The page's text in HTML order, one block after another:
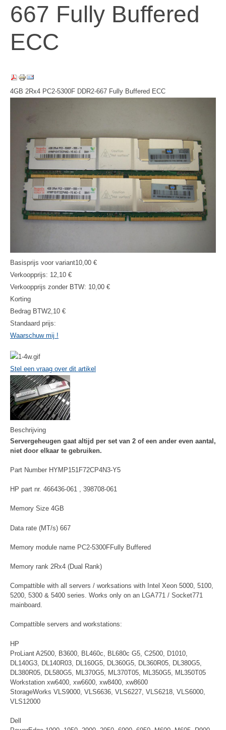
667 Fully Buffered
ECC
4GB 2Rx4 PC2-5300F DDR2-667 Fully Buffered ECC
Basisprijs voor variant10,00 €
Verkoopprijs: 12,10 €
Verkoopprijs zonder BTW: 10,00 €
Korting
Bedrag BTW2,10 €
Standaard prijs:
Waarschuw mij !
Stel een vraag over dit artikel
Beschrijving
Servergeheugen gaat altijd per set van 2 of een ander even aantal,
niet door elkaar te gebruiken.
Part Number HYMP151F72CP4N3-Y5
HP part nr. 466436-061 , 398708-061
Memory Size 4GB
Data rate (MT/s) 667
Memory module name PC2-5300FFully Buffered
Memory rank 2Rx4 (Dual Rank)
Compattible with all servers / worksations with Intel Xeon 5000, 5100,
5200, 5300 & 5400 series. Works only on an LGA771 / Socket771
mainboard.
Compattible servers and workstations:
HP
ProLiant A2500, B3600, BL460c, BL680c G5, C2500, D1010,
DL140G3, DL140R03, DL160G5, DL360G5, DL360R05, DL380G5,
DL380R05, DL580G5, ML370G5, ML370T05, ML350G5, ML350T05
Workstation xw6400, xw6600, xw8400, xw8600
StorageWorks VLS9000, VLS6636, VLS6227, VLS6218, VLS6000,
VLS12000
Dell